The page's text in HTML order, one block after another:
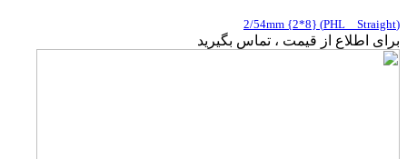
(PHL _ Straight) {2*8} 2/54mm
برای اطلاع از قیمت ، تماس بگیرید